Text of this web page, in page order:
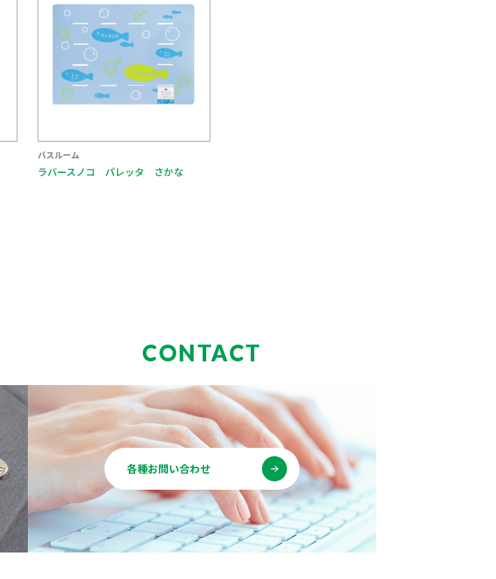
バスルーム
ラバースノコ パレッタ さかな
CONTACT
各種お問い合わせ